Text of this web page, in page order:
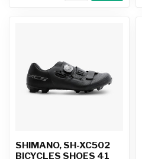
SHIMANO, SH-XC502
BICYCLES SHOES 41